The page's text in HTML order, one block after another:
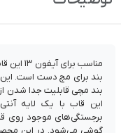
بند برای مچ دست است. این
بند مچی قابلیت جدا شدن از
برجستگی‌های موجود روی